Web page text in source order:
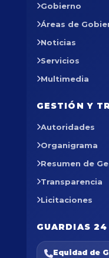
Gobierno
Áreas de
Noticias
Servicios
Multimedia
GESTIÓN Y
Autoridades
Organigrama
Resumen de
Transparencia
Licitaciones
GUARDIAS 24
Equidad de